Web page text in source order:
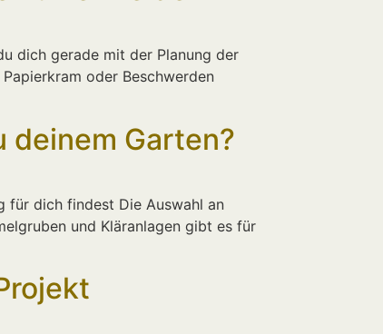
dich gerade mit der Planung der
oder Beschwerden
deinem Garten?
für dich findest Die Auswahl an
und Kläranlagen gibt es für